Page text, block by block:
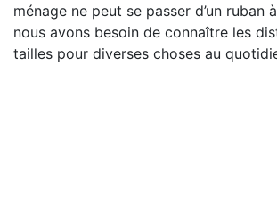
ménage ne peut se passer d’un ruban
nous avons besoin de connaître les
tailles pour diverses choses au